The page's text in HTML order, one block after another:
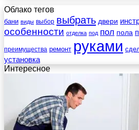
Облако тегов
бани виды выбор выбрать двери
особенности отделка под пол пола
преимущества ремонт руками
установка
Интересное